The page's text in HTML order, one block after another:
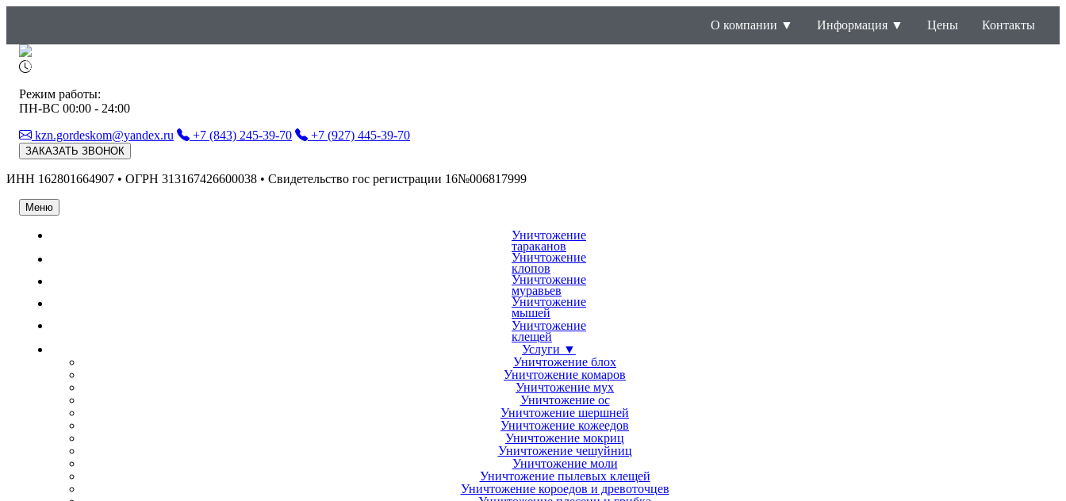
О компании ▼ Информация ▼ Цены Контакты
Режим работы:
ПН-ВС 00:00 - 24:00
kzn.gordeskom@yandex.ru
+7 (843) 245-39-70 +7 (927) 445-39-70
ЗАКАЗАТЬ ЗВОНОК
ИНН 162801664907 • ОГРН 313167426600038 • Свидетельство гос регистрации 16№006817999
Меню
Уничтожение
тараканов
Уничтожение
клопов
Уничтожение
муравьев
Уничтожение
мышей
Уничтожение
клещей
Услуги ▼
Уничтожение блох
Уничтожение комаров
Уничтожение мух
Уничтожение ос
Уничтожение шершней
Уничтожение кожеедов
Уничтожение мокриц
Уничтожение чешуйниц
Уничтожение моли
Уничтожение пылевых клещей
Уничтожение короедов и древоточцев